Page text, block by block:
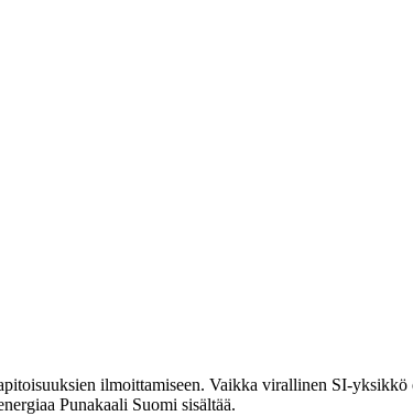
ilmoittamiseen. Vaikka virallinen SI-
Punakaali Suomi sisältää.